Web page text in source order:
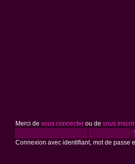
Merci de vous connecterou de vous
Connexion avec identifiant, mot de passe